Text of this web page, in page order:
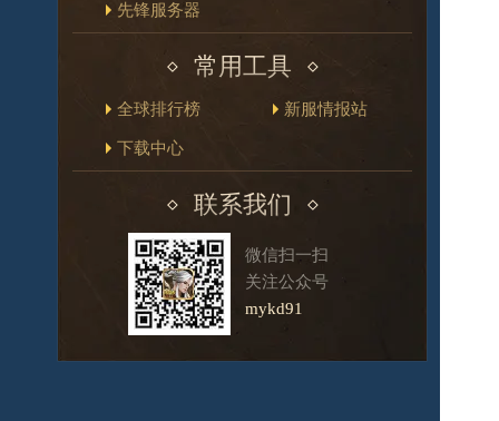
先锋服务器
常用工具
全球排行榜 新服情报站
下载中心
联系我们
微信扫一扫
关注公众号
mykd91